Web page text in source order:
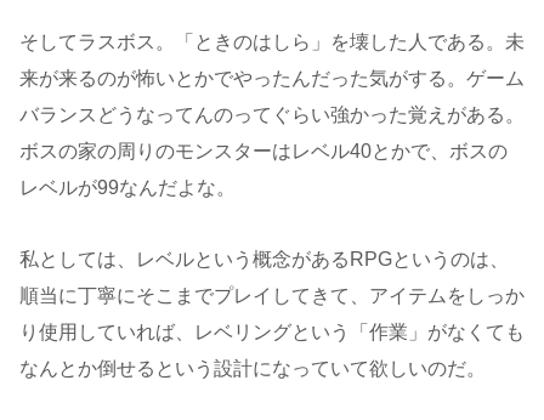
そしてラスボス。「ときのはしら」を壊した人である。未
来が来るのが怖いとかでやったんだった気がする。ゲーム
バランスどうなってんのってぐらい強かった覚えがある。
ボスの家の周りのモンスターはレベル40とかで、ボスの
レベルが99なんだよな。
私としては、レベルという概念があるRPGというのは、
順当に丁寧にそこまでプレイしてきて、アイテムをしっか
り使用していれば、レベリングという「作業」がなくても
なんとか倒せるという設計になっていて欲しいのだ。